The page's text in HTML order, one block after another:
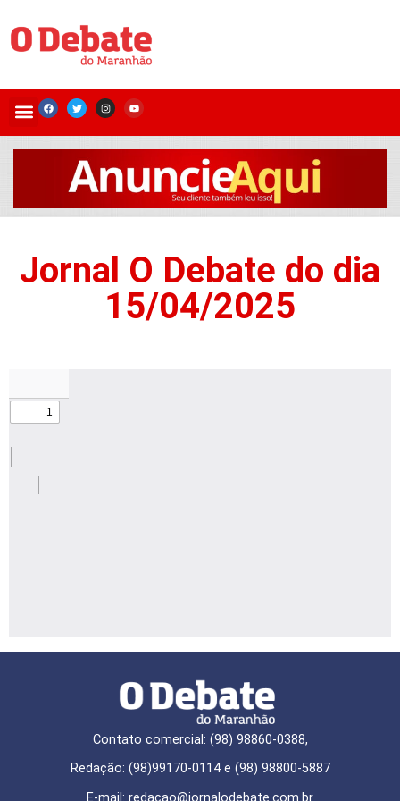
Jornal O Debate do dia
15/04/2025
Contato comercial: (98) 98860-0388,
Redação: (98)99170-0114 e (98) 98800-5887
E-mail: redaçao@jornalodebate.com.br